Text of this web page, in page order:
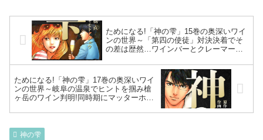
ためになる!「神の雫」15巻の奥深いワイ
ンの世界～「第四の使徒」対決決着でそ
の差は歴然…ワインバーとクレーマーの
の再び～
ためになる!「神の雫」17巻の奥深いワイ
ンの世界～岐阜の温泉でヒントを掴み槍
ヶ岳のワイン判明!同時期にマッターホル
徒」選定でいざ勝負～
神の雫